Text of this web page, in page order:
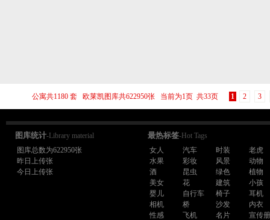
公寓共1180 套 欧莱凯图库共622950张 当前为1页 共33页 1 2 3
图库统计-Library material
图库总数为622950张
昨日上传张
今日上传张
最热标签-Hot Tags
女人
汽车 时装
老虎
水果
彩妆 风景
动物
酒
昆虫 绿色
植物
美女
花 建筑
小孩
婴儿
自行车 椅子
耳机
相机
桥 沙发
内衣
性感
飞机 名片
宣传册